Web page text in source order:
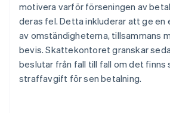
motivera varför förseningen av
deras fel. Detta inkluderar att ge en
av omständigheterna, tillsammans
bevis. Skattekontoret granskar
beslutar från fall till fall om det finns
straffavgift för sen betalning.